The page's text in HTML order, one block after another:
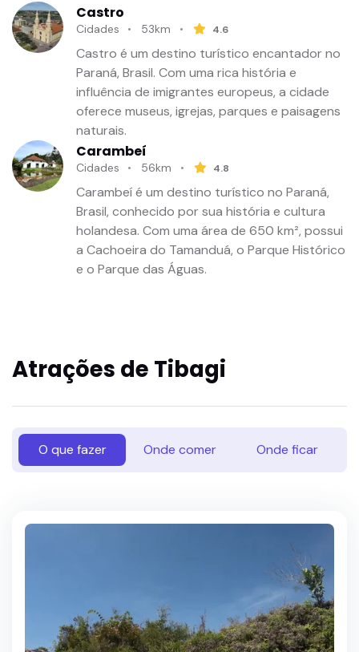
Castro
Cidades 53km 4.6
Castro é um destino turístico encantador no
Paraná, Brasil. Com uma rica história e
influência de imigrantes europeus, a cidade
oferece museus, igrejas, parques e paisagens
naturais.
Carambeí
Cidades 56km 4.8
Carambeí é um destino turístico no Paraná,
Brasil, conhecido por sua história e cultura
holandesa. Com uma área de 650 km², possui
a Cachoeira do Tamanduá, o Parque Histórico
e o Parque das Águas.
Atrações de Tibagi
O que fazer Onde comer Onde ficar